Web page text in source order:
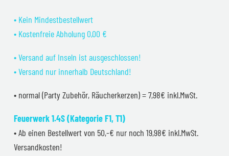
• Kein Mindestbestellwert
• Kostenfreie Abholung 0,00 €
• Versand auf Inseln ist ausgeschlossen!
• Versand nur innerhalb Deutschland!
• normal (Party Zubehör, Räucherkerzen) = 7,98€ inkl.MwSt.
Feuerwerk 1.4S (Kategorie F1, T1)
• Ab einen Bestellwert von 50,-€ nur noch 19,98€ inkl.MwSt.
Versandkosten!